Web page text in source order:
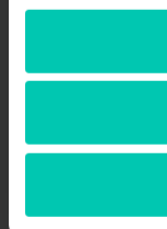
gesammelt haben.